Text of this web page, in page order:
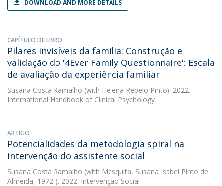
DOWNLOAD AND MORE DETAILS
CAPÍTULO DE LIVRO
Pilares invisíveis da família: Construção e
validação do '4Ever Family Questionnaire': Escala
de avaliação da experiência familiar
Susana Costa Ramalho (with Helena Rebelo Pinto). 2022.
International Handbook of Clinical Psychology
ARTIGO
Potencialidades da metodologia spiral na
intervenção do assistente social
Susana Costa Ramalho (with Mesquita, Susana Isabel Pinto de
Almeida, 1972-). 2022. Intervenção Social